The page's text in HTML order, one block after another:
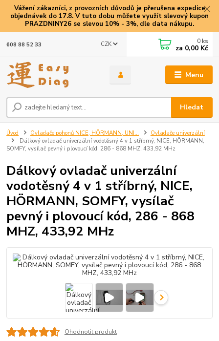
Vážení zákazníci, z provozních důvodů je přerušena expedice
objednávek do 17.8. V tuto dobu můžete využít slevový kupon
PRAZDNINY26 se slevou 10% - 3%, dle data nákupu.
Menu
CZK
Hledat
608 88 52 33 0 ks
za 0,00 Kč
Úvod Ovladače pohonů NICE, HÖRMANN, UNI...
Ovladače univerzální
Dálkový ovladač univerzální vodotěsný 4 v 1 stříbrný, NICE, HÖRMANN,
SOMFY, vysílač pevný i plovoucí kód, 286 - 868 MHZ, 433,92 MHz
Dálkový ovladač univerzální
vodotěsný 4 v 1 stříbrný, NICE,
HÖRMANN, SOMFY, vysílač
pevný i plovoucí kód, 286 - 868
MHZ, 433,92 MHz
Ohodnotit produkt